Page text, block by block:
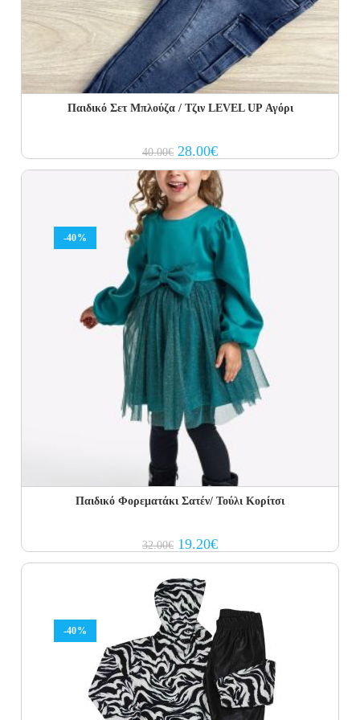
Παιδικό Σετ Μπλούζα / Τζιν LEVEL UP Αγόρι
40.00€ Original
price
was:
40.00€.
28.00€Current
price
is:
28.00€.
-40%
Παιδικό Φορεματάκι Σατέν/ Τούλι Κορίτσι
32.00€ Original
price
was:
32.00€.
19.20€Current
price
is:
-40%